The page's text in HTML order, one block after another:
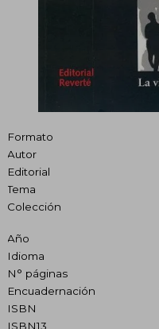
Formato
Autor
Editorial
Tema
Colección
Año
Idioma
N° páginas
Encuadernación
ISBN
ISBN13